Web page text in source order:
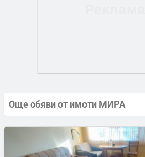
Още обяви от имоти МИРА